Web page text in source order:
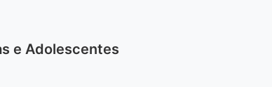
e Adolescentes